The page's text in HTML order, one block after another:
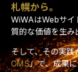
札幌から。
WiWAはWebサイ
質的な価値を生
そして、その実
CMS」で、成果